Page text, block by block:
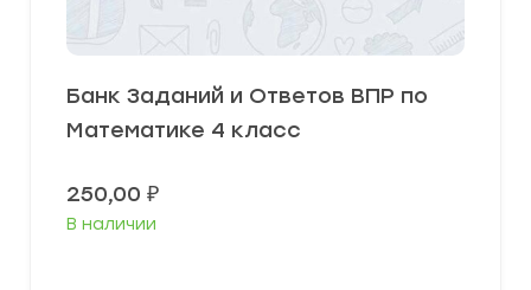
Банк Заданий и Ответов ВПР по
Математике 4 класс
250,00 ₽
В наличии